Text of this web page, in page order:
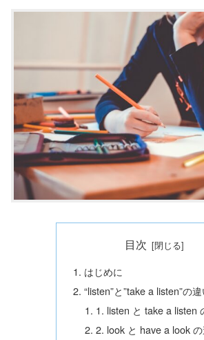
目次
はじめに
“listen”と”take a listen”の
1. listen と take a listen
2. look と have a look